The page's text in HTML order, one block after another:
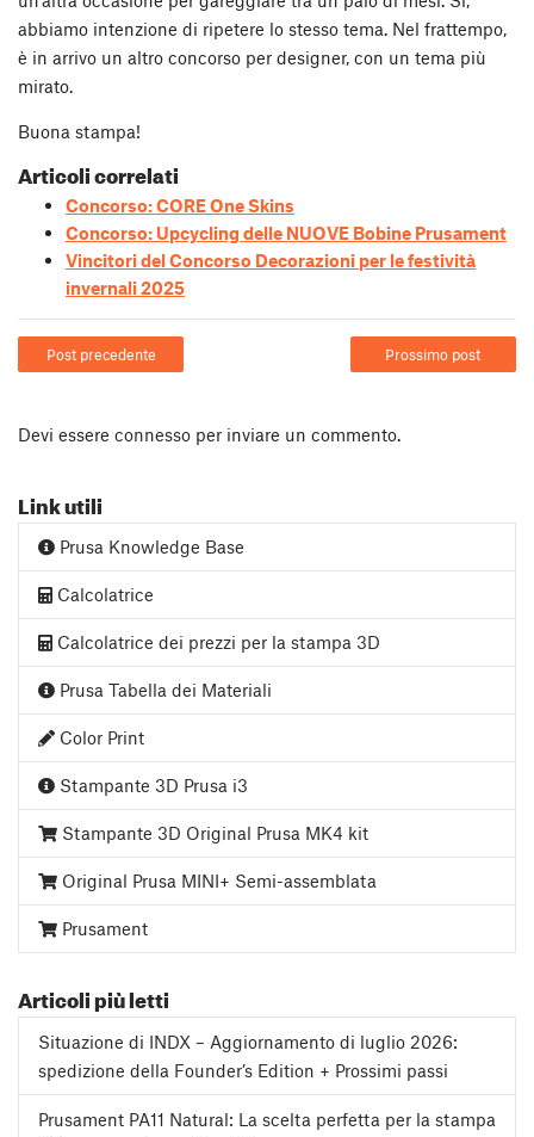
abbiamo intenzione di ripetere lo stesso tema. Nel frattempo,
è in arrivo un altro concorso per designer, con un tema più
mirato.
Buona stampa!
Articoli correlati
Concorso: CORE One Skins
Concorso: Upcycling delle NUOVE Bobine Prusament
Vincitori del Concorso Decorazioni per le festività
invernali 2025
Post precedente Prossimo post
Devi essere connesso per inviare un commento.
Link utili
Prusa Knowledge Base
Calcolatrice
Calcolatrice dei prezzi per la stampa 3D
Prusa Tabella dei Materiali
Color Print
Stampante 3D Prusa i3
Stampante 3D Original Prusa MK4 kit
Original Prusa MINI+ Semi-assemblata
Prusament
Articoli più letti
Situazione di INDX – Aggiornamento di luglio 2026:
spedizione della Founder’s Edition + Prossimi passi
Prusament PA11 Natural: La scelta perfetta per la stampa